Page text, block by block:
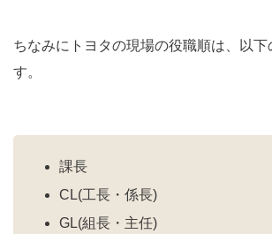
ちなみにトヨタの現場の役職順は、以下
す。
課長
CL(工長・係長)
GL(組長・主任)